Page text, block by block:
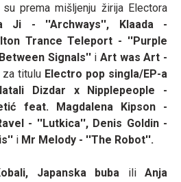
prema mišljenju žirija Electora
Ji - ''Archways'', Klaada -
Trance Teleport - ''Purple
Signals''iArt was Art -
za titulu Electro pop singla/EP-a
Dizdar x Nipplepeople -
feat. Magdalena Kipson -
- ''Lutkica'', Denis Goldin -
i Mr Melody - ''The Robot''.
Japanska buba ili Anja